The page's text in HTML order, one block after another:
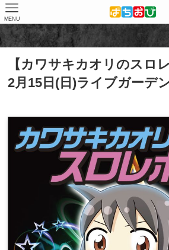
MENU
ホーム 取材結果 【新】カワサキカオリのスロレポ煌
【カワサキカオリのスロ
2月15日(日)ライブガーデ